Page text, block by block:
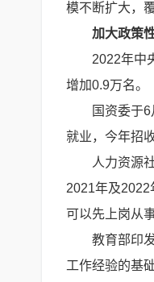
模不断扩大，
加大政策
2022年中
增加0.9万名。
国资委于
就业，今年招
人力资源
2021年及
可以先上岗从
教育部印
工作经验的基